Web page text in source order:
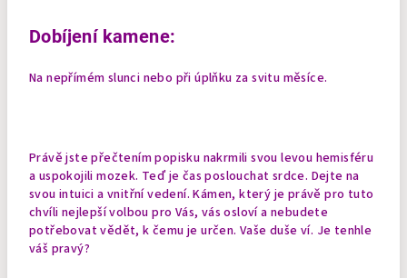
Dobíjení kamene:
Na nepřímém slunci nebo při úplňku za svitu měsíce.
Právě jste přečtením popisku nakrmili svou levou hemisféru
a uspokojili mozek. Teď je čas poslouchat srdce. Dejte na
svou intuici a vnitřní vedení. Kámen, který je právě pro tuto
chvíli nejlepší volbou pro Vás, vás osloví a nebudete
potřebovat vědět, k čemu je určen. Vaše duše ví. Je tenhle
váš pravý?